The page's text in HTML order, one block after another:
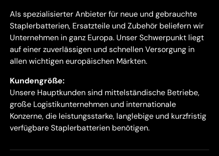
Als spezialisierter Anbieter für neue und gebrauchte
Staplerbatterien, Ersatzteile und Zubehör beliefern wir
Unternehmen in ganz Europa. Unser Schwerpunkt liegt
auf einer zuverlässigen und schnellen Versorgung in
allen wichtigen europäischen Märkten.
Kundengröße:
Unsere Hauptkunden sind mittelständische Betriebe,
große Logistikunternehmen und internationale
Konzerne, die leistungsstarke, langlebige und kurzfristig
verfügbare Staplerbatterien benötigen.